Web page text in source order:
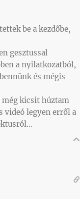
be a kezdőbe,
gesztussal
a nyilatkozatból,
és mégis
kicsit húztam
videó legyen erről a